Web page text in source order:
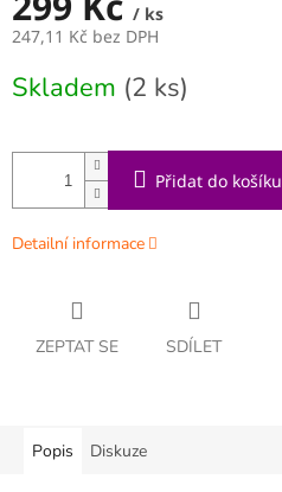
/ ks
247,11 Kč bez DPH
cena:
Skladem (2 ks)
Přidat do košíku
Detailní informace
ZEPTAT SE SDÍLET
Popis Diskuze